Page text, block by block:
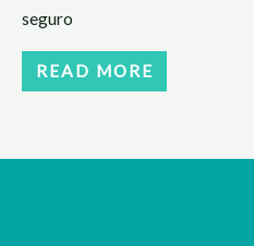
seguro
READ MORE